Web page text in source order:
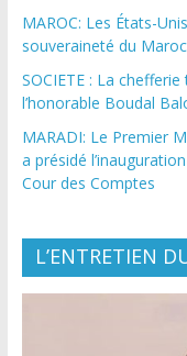
MAROC: Les États-
souveraineté du
SOCIETE : La
l’honorable Boudal
MARADI: Le Premier
a présidé
Cour des Comptes
L’ENTRETIEN